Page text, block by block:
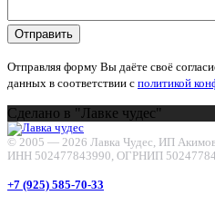
Отправляя форму Вы даёте своё
данных в соответствии с политикой
Сделано в "Лавке чудес"
© 2005 — 2026 Лавка Чудес, ИП
ИНН 502477843990, ОГРНИП
+7 (925) 585-70-33